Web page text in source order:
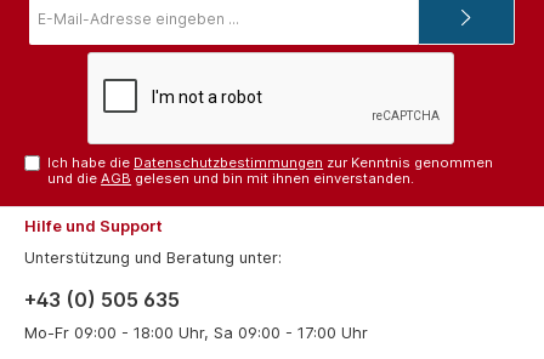
Mail-
Ich habe die Datenschutzbestimmungen zur Kenntnis genommen
und dieAGB gelesen und bin mit ihnen einverstanden.
Hilfe und Support
Unterstützung und Beratung unter:
+43 (0) 505 635
Mo-Fr 09:00 - 18:00 Uhr, Sa 09:00 - 17:00 Uhr